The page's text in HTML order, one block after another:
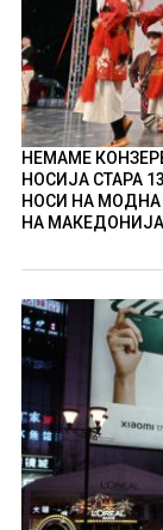
НЕМАМЕ
НОСИЈА СТАРА
НОСИ НА МОДНА
НА МАКЕДОНИЈА